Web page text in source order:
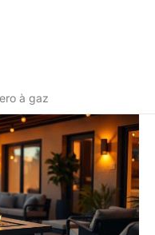
à gaz